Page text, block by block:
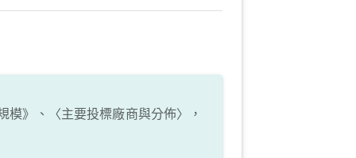
》、〈主要投標廠商與分佈〉，